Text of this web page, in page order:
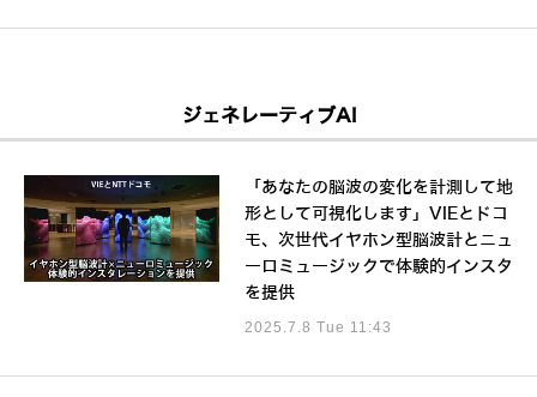
ジェネレーティブAI
「あなたの脳波の変化を計測して地
形として可視化します」VIEとドコ
モ、次世代イヤホン型脳波計とニュ
ーロミュージックで体験的インスタ
を提供
2025.7.8 Tue 11:43